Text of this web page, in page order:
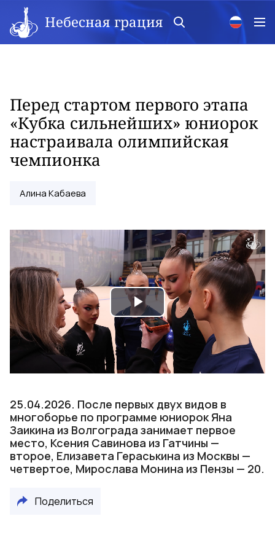
Небесная грация
Перед стартом первого этапа
«Кубка сильнейших» юниорок
настраивала олимпийская
чемпионка
Алина Кабаева
Play
Video
25.04.2026. После первых двух видов в
многоборье по программе юниорок Яна
Заикина из Волгограда занимает первое
место, Ксения Савинова из Гатчины —
второе, Елизавета Гераськина из Москвы —
четвертое, Мирослава Монина из Пензы — 20.
Поделиться